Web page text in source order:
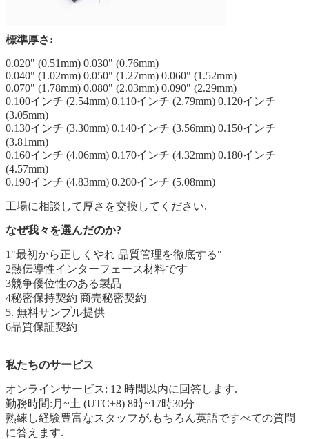
標準厚さ:
0.020" (0.51mm) 0.030" (0.76mm)
0.040" (1.02mm) 0.050" (1.27mm) 0.060" (1.52mm)
0.070" (1.78mm) 0.080" (2.03mm) 0.090" (2.29mm)
0.100インチ (2.54mm) 0.110インチ (2.79mm) 0.120インチ
(3.05mm)
0.130インチ (3.30mm) 0.140インチ (3.56mm) 0.150インチ
(3.81mm)
0.160インチ (4.06mm) 0.170インチ (4.32mm) 0.180インチ
(4.57mm)
0.190インチ (4.83mm) 0.200インチ (5.08mm)
工場に相談して厚さを交換してください.
なぜ我々を選んだのか?
1"最初から正しくやれ 品質管理を徹底する"
2熱伝導性インターフェース材料です
3競争優位性のある製品
4秘密保持契約 商売秘密契約
5. 無料サンプル提供
6品質保証契約
私たちのサービス
オンラインサービス: 12 時間以内に回答します.
勤務時間:月~土 (UTC+8) 8時~17時30分
熟練し経験豊富なスタッフが,もちろん英語ですべての質問
に答えます.